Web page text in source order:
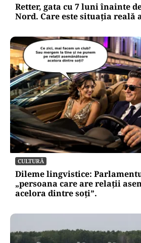
Retter, gata cu 7 luni înainte
Nord. Care este situația reală
CULTURĂ
Dileme lingvistice:
„persoana care are relații
acelora dintre soți”.